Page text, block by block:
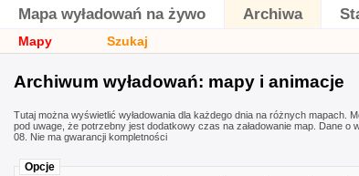
Mapa wyładowań na żywo Archiwa
Mapy Szukaj
Archiwum wyładowań: mapy i animacje
Tutaj można wyświetlić wyładowania dla każdego dnia na różnych mapach.
pod uwage, że potrzebny jest dodatkowy czas na załadowanie map. Dane o
08. Nie ma gwarancji kompletności
Opcje